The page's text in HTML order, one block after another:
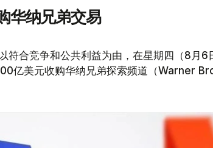
华纳兄弟交易
符合竞争和公共利益为由，在星期四（8月6
亿美元收购华纳兄弟探索频道（Warner